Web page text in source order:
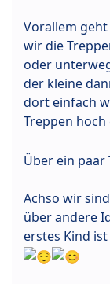
Vorallem
wir die
oder
der kleine
dort einfach
Treppen
Über ein
Achso wir
über andere
erstes Kind